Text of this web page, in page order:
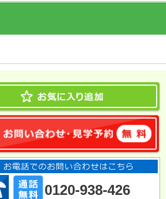
0120-938-426